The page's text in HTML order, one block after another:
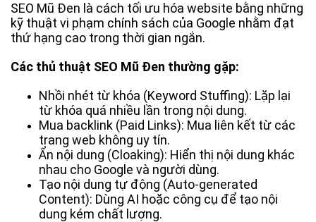
SEO Mũ Đen là cách tối ưu hóa website bằng những
kỹ thuật vi phạm chính sách của Google nhằm đạt
thứ hạng cao trong thời gian ngắn.
Các thủ thuật SEO Mũ Đen thường gặp:
Nhồi nhét từ khóa (Keyword Stuffing): Lặp lại
từ khóa quá nhiều lần trong nội dung.
Mua backlink (Paid Links): Mua liên kết từ các
trang web không uy tín.
Ẩn nội dung (Cloaking): Hiển thị nội dung khác
nhau cho Google và người dùng.
Tạo nội dung tự động (Auto-generated
Content): Dùng AI hoặc công cụ để tạo nội
dung kém chất lượng.